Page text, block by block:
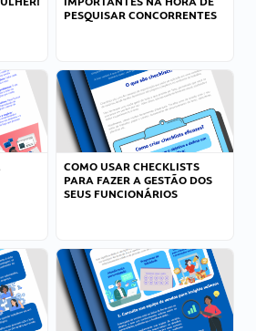
PESQUISAR CONCORRENTES
COMO USAR CHECKLISTS
PARA FAZER A GESTÃO DOS
SEUS FUNCIONÁRIOS